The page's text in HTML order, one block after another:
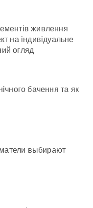
живлення
на індивідуальне
огляд
бачення та як
выбирают